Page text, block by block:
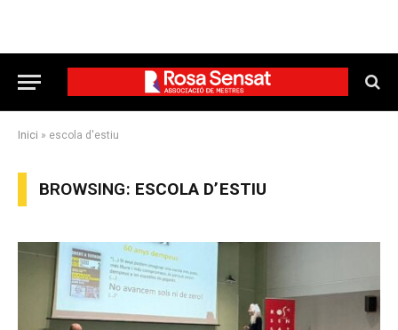
Inici » escola d'estiu
BROWSING: ESCOLA D’ESTIU